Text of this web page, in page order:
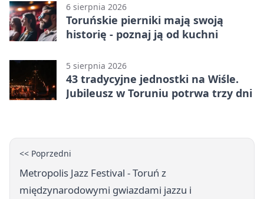
6 sierpnia 2026
Toruńskie pierniki mają swoją
historię - poznaj ją od kuchni
5 sierpnia 2026
43 tradycyjne jednostki na Wiśle.
Jubileusz w Toruniu potrwa trzy dni
<< Poprzedni
Metropolis Jazz Festival - Toruń z
międzynarodowymi gwiazdami jazzu i